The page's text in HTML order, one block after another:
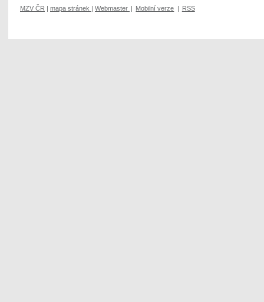
MZV ČR | mapa stránek | Webmaster | Mobilní verze | RSS